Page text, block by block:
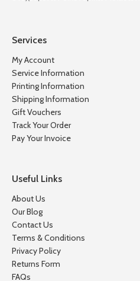
Services
My Account
Service Information
Printing Information
Shipping Information
Gift Vouchers
Track Your Order
Pay Your Invoice
Useful Links
About Us
Our Blog
Contact Us
Terms & Conditions
Privacy Policy
Returns Form
FAQs